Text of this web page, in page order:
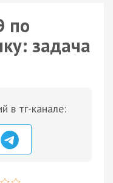
по
задача
в тг-канале: